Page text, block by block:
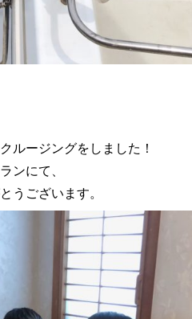
ルージングをしました！
ンにて、
うございます。